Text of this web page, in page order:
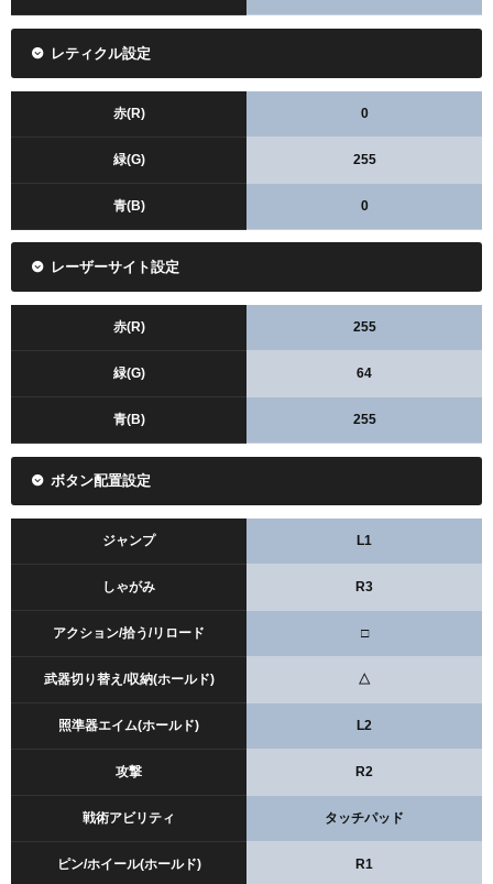
レティクル設定
赤(R) 0
緑(G) 255
青(B) 0
レーザーサイト設定
赤(R) 255
緑(G) 64
青(B) 255
ボタン配置設定
ジャンプ L1
しゃがみ R3
アクション/拾う/リロード □
武器切り替え/収納(ホールド) △
照準器エイム(ホールド) L2
攻撃 R2
戦術アビリティ タッチパッド
ピン/ホイール(ホールド) R1